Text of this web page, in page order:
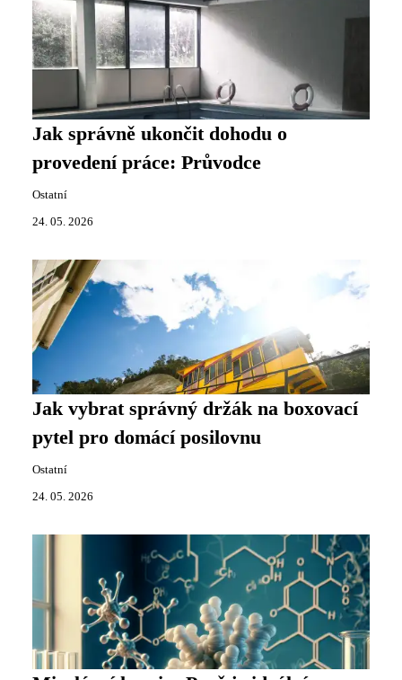
Jak správně ukončit dohodu o
provedení práce: Průvodce
Ostatní
24. 05. 2026
Jak vybrat správný držák na boxovací
pytel pro domácí posilovnu
Ostatní
24. 05. 2026